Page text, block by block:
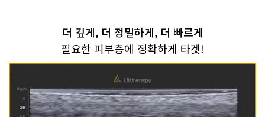
더 깊게, 더 정밀하게, 더 빠르게
필요한 피부층에 정확하게 타겟!